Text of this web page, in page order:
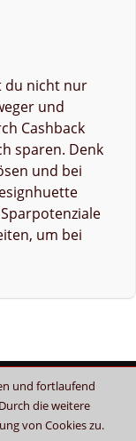
und fortlaufend
die weitere
von Cookies zu.
du nicht nur
und
Cashback
sparen. Denk
und bei
um bei